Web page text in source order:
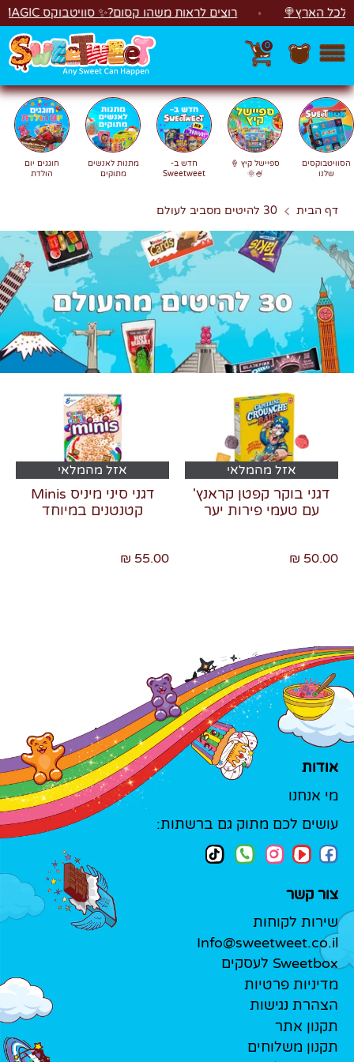
דלגהארץ🍭 רוצים לראות משהו קסום?✨ סוויטבוקס MAGIC הפך ל"מכונת משחקים"! 🎁🕹️
0
חפשחיפוש
צרו קשר
הסוויטבוקסים
שלנו
ספיישל קיץ 🍦
🍧🌞
חדש ב-
Sweetweet
מתנות לאנשים
מתוקים
חוגגים יום
הולדת
דף הבית 30 להיטים מסביב לעולם
אזל מהמלאי
דגני בוקר קפטן קראנץ'
עם טעמי פירות יער
50.00 ₪
אזל מהמלאי
דגני סיני מיניס Minis
קטנטנים במיוחד
55.00 ₪
אודות
מי אנחנו
עושים לכם מתוק גם ברשתות:
צור קשר
שירות לקוחות
Info@sweetweet.co.il
Sweetbox לעסקים
מדיניות פרטיות
הצהרת נגישות
תקנון אתר
תקנון משלוחים